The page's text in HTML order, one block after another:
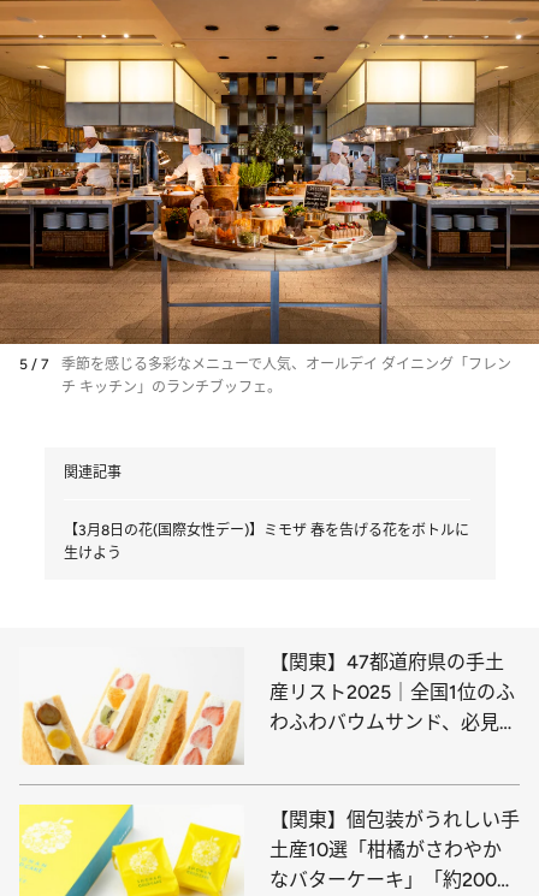
5 / 7
季節を感じる多彩なメニューで人気、オールデイ ダイニング「フレン
チ キッチン」のランチブッフェ。
関連記事
【3月8日の花(国際女性デー)】ミモザ 春を告げる花をボトルに
生けよう
【関東】47都道府県の手土
産リスト2025｜全国1位のふ
わふわバウムサンド、必見！
【関東】個包装がうれしい手
土産10選「柑橘がさわやか
なバターケーキ」「約200年